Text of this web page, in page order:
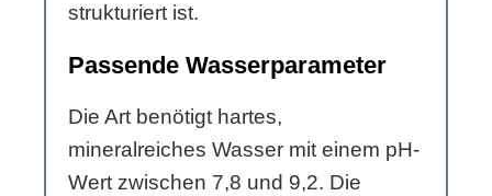
strukturiert ist.
Passende Wasserparameter
Die Art benötigt hartes,
mineralreiches Wasser mit einem pH-
Wert zwischen 7,8 und 9,2. Die